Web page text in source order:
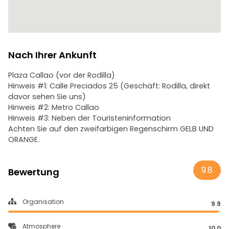
Nach Ihrer Ankunft
Plaza Callao (vor der Rodilla)
Hinweis #1: Calle Preciados 25 (Geschäft: Rodilla, direkt
davor sehen Sie uns)
Hinweis #2: Metro Callao
Hinweis #3: Neben der Touristeninformation
Achten Sie auf den zweifarbigen Regenschirm GELB UND
ORANGE.
Bewertung 9.8
Organisation 9.9
Atmosphere